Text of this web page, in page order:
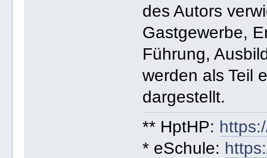
des Autors
Gastgewerbe,
Führung,
werden als Teil
dargestellt.
** HptHP:
* eSchule: